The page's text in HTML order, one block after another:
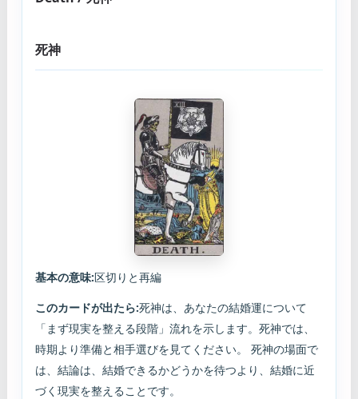
死神
基本の意味:区切りと再編
このカードが出たら:死神は、あなたの結婚運について
「まず現実を整える段階」流れを示します。死神では、
時期より準備と相手選びを見てください。 死神の場面で
は、結論は、結婚できるかどうかを待つより、結婚に近
づく現実を整えることです。